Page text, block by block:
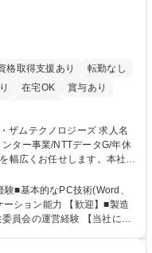
格取得支援あり
転勤なし
在宅OK
賞与あり
テクノロジーズ 求人名
ター事業/NTTデータG/年休
務だけではなく、社員や現
じて柔軟に対応いただくこ
認■採用業務のサポート■来
■基本的なPC技術(Word、
ション能力 【歓迎】■製造
運営経験 【当社につ